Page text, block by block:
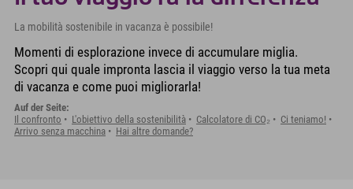
La mobilità sostenibile in vacanza è possibile!
Momenti di esplorazione invece di accumulare miglia.
Scopri qui quale impronta lascia il viaggio verso la tua meta
di vacanza e come puoi migliorarla!
Auf der Seite:
Il confronto
L'obiettivo della sostenibilità Calcolatore di CO₂
Ci teniamo!
Arrivo senza macchina
Hai altre domande?